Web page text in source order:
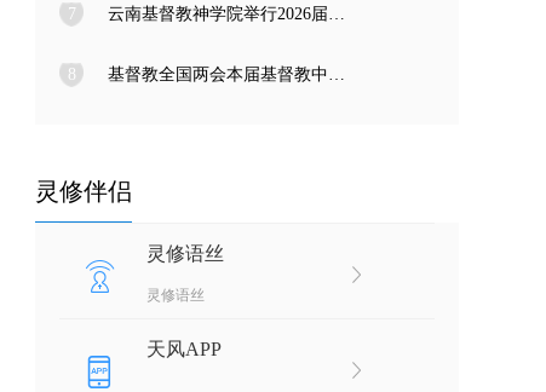
7 云南基督教神学院举行2026届毕业典礼
8 基督教全国两会本届基督教中国化推进委员会在成都召开专题编写工作会议
灵修伴侣
灵修语丝
灵修语丝
天风APP